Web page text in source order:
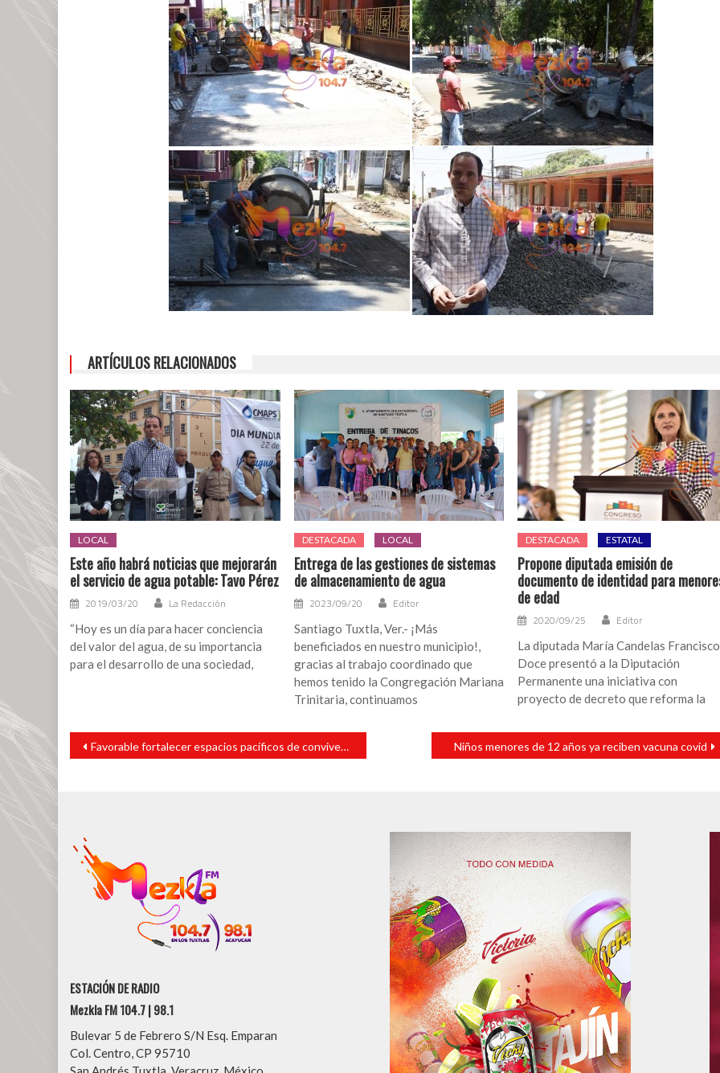
ARTÍCULOS RELACIONADOS
LOCAL
Este año habrá noticias que mejorarán
el servicio de agua potable: Tavo Pérez
2019/03/20 La Redacción
“Hoy es un día para hacer conciencia
del valor del agua, de su importancia
para el desarrollo de una sociedad,
DESTACADA LOCAL
Entrega de las gestiones de sistemas
de almacenamiento de agua
2023/09/20 Editor
Santiago Tuxtla, Ver.- ¡Más
beneficiados en nuestro municipio!,
gracias al trabajo coordinado que
hemos tenido la Congregación Mariana
Trinitaria, continuamos
DESTACADA ESTATAL
Propone diputada emisión de
documento de identidad para
de edad
2020/09/25 Editor
La diputada María Candelas Francisco
Doce presentó a la Diputación
Permanente una iniciativa con
proyecto de decreto que reforma la
Navegación
entradas
Favorable fortalecer espacios pacíficos de convivencia educativa: Rosalinda Galindo Niños menores de 12 años ya reciben vacuna covid
ESTACIÓN DE RADIO
Mezkla FM 104.7 | 98.1
Bulevar 5 de Febrero S/N Esq. Emparan
Col. Centro, CP 95710